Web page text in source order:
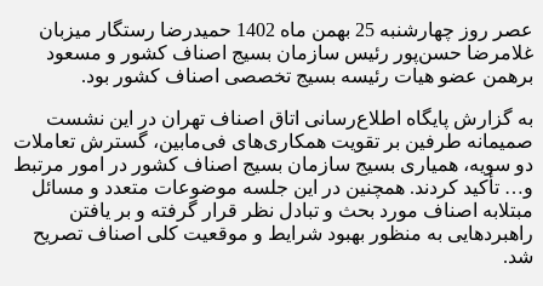
عصر روز چهارشنبه 25 بهمن ماه 1402 حمیدرضا رستگار میزبان
غلامرضا حسن‌پور رئیس سازمان بسیج اصناف کشور و مسعود
برهمن عضو هیات رئیسه بسیج تخصصی اصناف کشور بود.
به گزارش پایگاه اطلاع‌رسانی اتاق اصناف تهران در این نشست
صمیمانه طرفین بر تقویت همکاری‌های فی‌مابین، گسترش تعاملات
دو سویه، همیاری بسیج سازمان بسیج اصناف کشور در امور مرتبط
و… تأکید کردند. همچنین در این جلسه موضوعات متعدد و مسائل
مبتلابه اصناف مورد بحث و تبادل نظر قرار گرفته و بر یافتن
راهبردهایی به منظور بهبود شرایط و موقعیت کلی اصناف تصریح
شد.